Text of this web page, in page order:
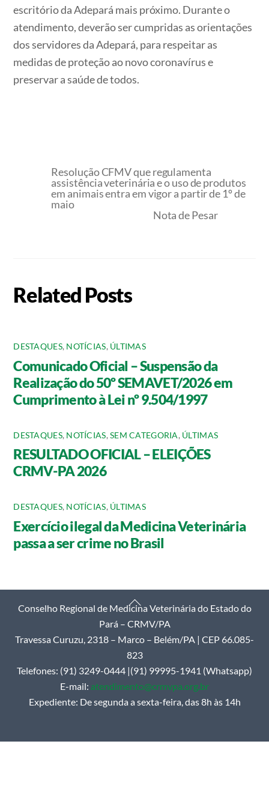
escritório da Adepará mais próximo. Durante o
atendimento, deverão ser cumpridas as orientações
dos servidores da Adepará, para respeitar as
medidas de proteção ao novo coronavírus e
preservar a saúde de todos.
Resolução CFMV que regulamenta
assistência veterinária e o uso de produtos
em animais entra em vigor a partir de 1º de
maio
Nota de Pesar
Related Posts
DESTAQUES, NOTÍCIAS, ÚLTIMAS
Comunicado Oficial – Suspensão da
Realização do 50º SEMAVET/2026 em
Cumprimento à Lei nº 9.504/1997
DESTAQUES, NOTÍCIAS,SEM CATEGORIA, ÚLTIMAS
RESULTADO OFICIAL – ELEIÇÕES
CRMV-PA 2026
DESTAQUES, NOTÍCIAS, ÚLTIMAS
Exercício ilegal da Medicina Veterinária
passa a ser crime no Brasil
Back
To
Top
Conselho Regional de Medicina Veterinária do Estado do
Pará – CRMV/PA
Travessa Curuzu, 2318 – Marco – Belém/PA | CEP 66.085-
823
Telefones: (91) 3249-0444 |(91) 99995-1941 (Whatsapp)
E-mail: atendimento@crmvpa.org.br
Expediente: De segunda a sexta-feira, das 8h às 14h